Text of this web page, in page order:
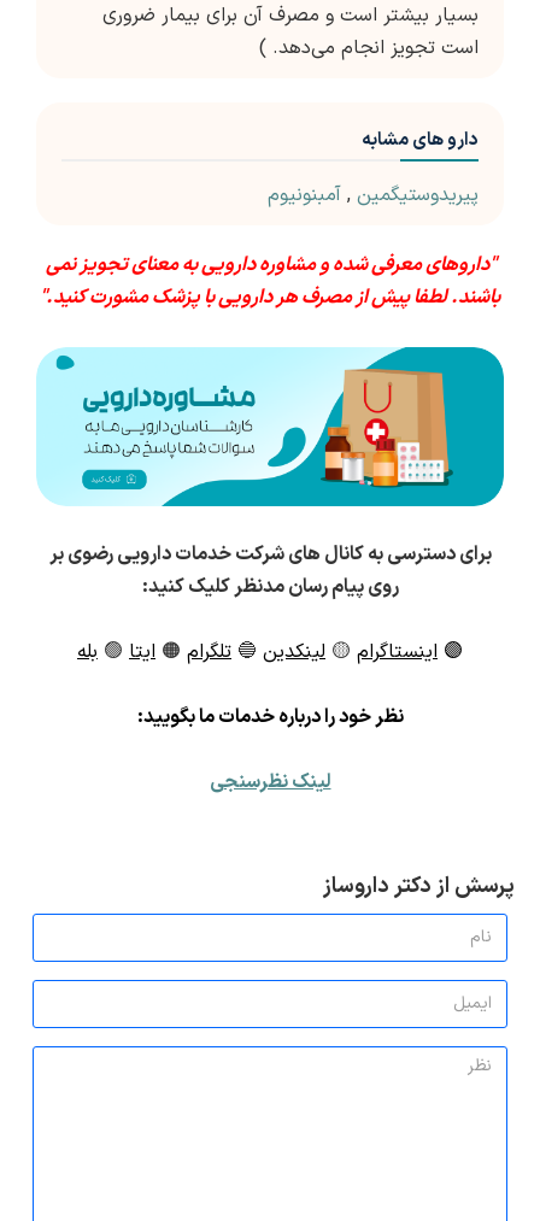
بسیار بیشتر است و مصرف آن برای بیمار ضروری
است تجویز انجام می‌دهد. )
دارو های مشابه
پیریدوستیگمین , آمبنونیوم
"داروهای معرفی شده و مشاوره دارویی به معنای تجویز نمی
باشند. لطفا پیش از مصرف هر دارویی با پزشک مشورت کنید."
برای دسترسی به کانال های شرکت خدمات دارویی رضوی بر
روی پیام رسان مدنظر کلیک کنید:
🟣 اینستاگرام 🟡 لینکدین 🔵 تلگرام 🟠 ایتا 🟢 بله
نظر خود را درباره خدمات ما بگویید:
لینک نظرسنجی
پرسش از دکتر داروساز